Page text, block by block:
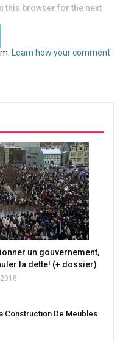
this browser for the next
Learn how your comment
un gouvernement,
la dette! (+ dossier)
Construction De Meubles